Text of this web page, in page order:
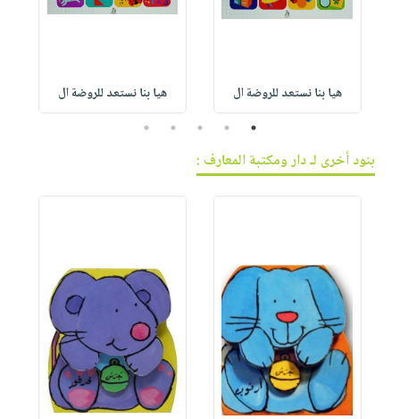
هيا بنا نستعد للروضة ال هيا بنا نستعد للروضة ال
1
2
3
4
5
بنود أخرى لـ دار ومكتبة المعارف :